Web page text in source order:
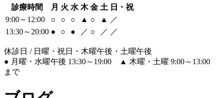
診療時間
月 火 水 木 金 土 日・祝
9:00～12:00
○ ○ ○ ▲ ○ ▲
／
13:30～20:00 ● ○ ● ／ ○ ／ ／
休診日 / 日曜・祝日・木曜午後・土曜午後
● 月曜・水曜午後 13:30～19:00 ▲ 木曜・土曜 9:00～13:00
まで